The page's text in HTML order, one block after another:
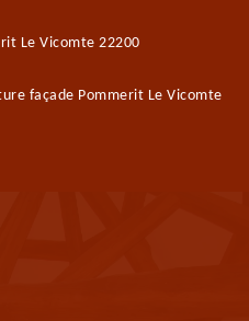
Le Vicomte 22200
façade Pommerit Le Vicomte